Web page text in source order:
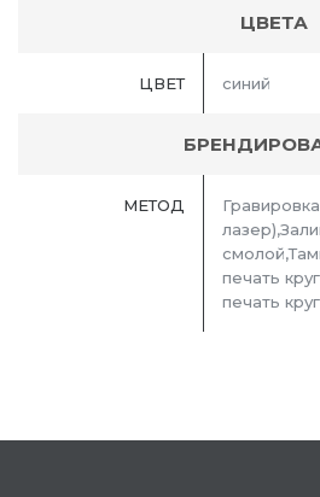
ЦВЕТА
ЦВЕТ синий
МЕТОД
печать
печать